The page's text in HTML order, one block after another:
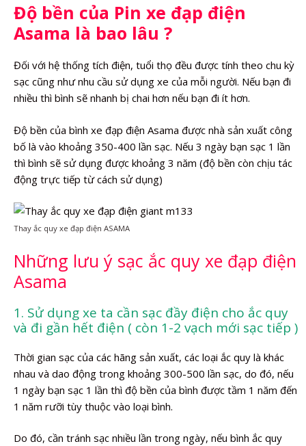
Độ bền của Pin xe đạp điện
Asama là bao lâu ?
Đối với hệ thống tích điện, tuổi thọ đều được tính theo chu kỳ
sạc cũng như nhu cầu sử dụng xe của mỗi người. Nếu bạn đi
nhiều thì bình sẽ nhanh bị chai hơn nếu bạn đi ít hơn.
Độ bền của bình xe đạp điện Asama được nhà sản xuất công
bố là vào khoảng 350-400 lần sạc. Nếu 3 ngày bạn sạc 1 lần
thì bình sẽ sử dụng được khoảng 3 năm (độ bền còn chịu tác
động trực tiếp từ cách sử dụng)
Thay ắc quy xe đạp điện ASAMA
Những lưu ý sạc ắc quy xe đạp điện
Asama
1. Sử dụng xe ta cần sạc đầy điện cho ắc quy
và đi gần hết điện ( còn 1-2 vạch mới sạc tiếp )
Thời gian sạc của các hãng sản xuất, các loại ắc quy là khác
nhau và dao động trong khoảng 300-500 lần sạc, do đó, nếu
1 ngày bạn sạc 1 lần thì độ bền của bình được tầm 1 năm đến
1 năm rưỡi tùy thuộc vào loại bình.
Do đó, cần tránh sạc nhiều lần trong ngày, nếu bình ắc quy